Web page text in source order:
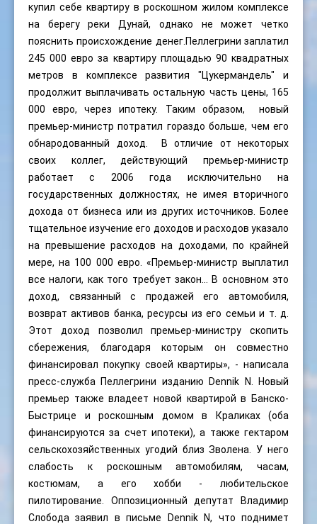
купил себе квартиру в роскошном жилом комплексе
на берегу реки Дунай, однако не может четко
пояснить происхождение денег.Пеллегрини заплатил
245 000 евро за квартиру площадью 90 квадратных
метров в комплексе развития "Цукермандель" и
продолжит выплачивать остальную часть цены, 165
000 евро, через ипотеку. Таким образом, новый
премьер-министр потратил гораздо больше, чем его
обнародованный доход. В отличие от некоторых
своих коллег, действующий премьер-министр
работает с 2006 года исключительно на
государственных должностях, не имея вторичного
дохода от бизнеса или из других источников. Более
тщательное изучение его доходов и расходов указало
на превышение расходов на доходами, по крайней
мере, на 100 000 евро. «Премьер-министр выплатил
все налоги, как того требует закон... В основном это
доход, связанный с продажей его автомобиля,
возврат активов банка, ресурсы из его семьи и т. д.
Этот доход позволил премьер-министру скопить
сбережения, благодаря которым он совместно
финансировал покупку своей квартиры», - написала
пресс-служба Пеллегрини изданию Dennik N. Новый
премьер также владеет новой квартирой в Банско-
Быстрице и роскошным домом в Краликах (оба
финансируются за счет ипотеки), а также гектаром
сельскохозяйственных угодий близ Зволена. У него
слабость к роскошным автомобилям, часам,
костюмам, а его хобби - любительское
пилотирование. Оппозиционный депутат Владимир
Слобода заявил в письме Dennik N, что поднимет